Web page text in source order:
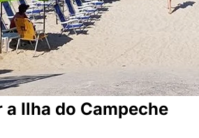
a Ilha do Campeche